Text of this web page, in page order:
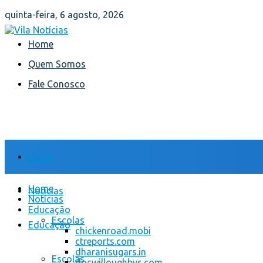
quinta-feira, 6 agosto, 2026
Home
Quem Somos
Fale Conosco
Home
Notícias
Educação
Escolas
Home
Notícias
Educação
Escolas
chickenroad.mobi
ctreports.com
dharanisugars.in